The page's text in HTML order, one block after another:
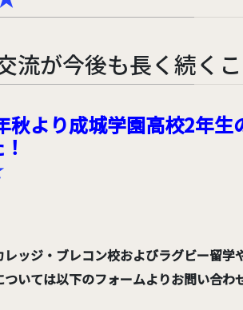
流が今後も長く続くこ
秋より成城学園高校2年
レッジ・ブレコン校およびラグビー留学
いては以下のフォームよりお問い合わ